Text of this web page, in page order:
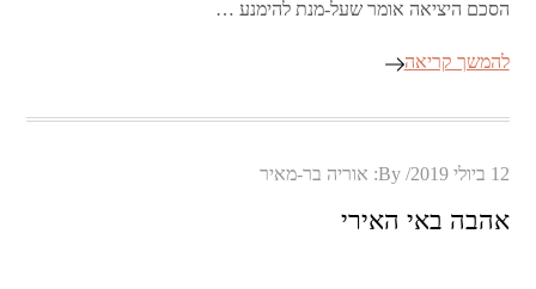
הסכם היציאה אומר שעל-מנת להימנע …
להמשך קריאה
Posted
12 ביולי 2019 By: אוריה בר-מאיר
אהבה באי האירי